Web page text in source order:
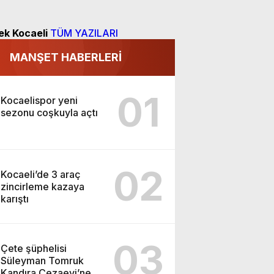
Kocaeli TÜM YAZILARI
MANŞET HABERLERİ
Kocaelispor yeni
sezonu coşkuyla açtı
01
Kocaeli’de 3 araç
zincirleme kazaya
karıştı
02
Çete şüphelisi
Süleyman Tomruk
03